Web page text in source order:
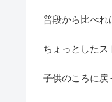
普段から比べれ
ちょっとしたス
子供のころに戻